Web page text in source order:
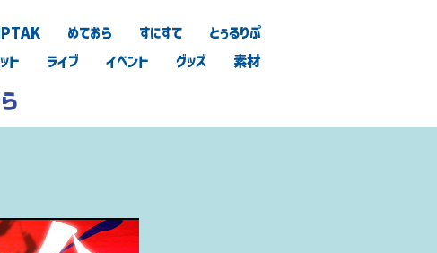
めておら すにすて
とぅるりぷ
ト ライブ イベント グッズ 素材